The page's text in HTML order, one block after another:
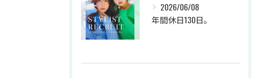
2026/06/08
年間休日130日。